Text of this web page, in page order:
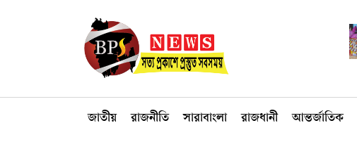
জাতীয় রাজনীতি সারাবাংলা রাজধানী আন্তর্জাতিক